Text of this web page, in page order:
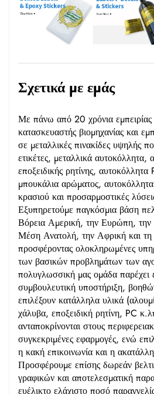
Σχετικά με εμάς
Με πάνω από 20 χρόνια
κατασκευαστής βιομηχανίας και
σε μεταλλικές πινακίδες υψηλής
ετικέτες, μεταλλικά αυτοκόλλητα,
εποξειδικής ρητίνης, αυτοκόλλητα
μπουκάλια αρώματος,
κρασιού και προσαρμοστικές
Εξυπηρετούμε παγκόσμια βάση
Βόρεια Αμερική, την Ευρώπη,
Μέση Ανατολή, την Αφρική και τη
προσφέροντας ολοκληρωμένες
των βασικών προβλημάτων των
πολυγλωσσική μας ομάδα παρέχει
συμβουλευτική υποστήριξη,
επιλέξουν κατάλληλα υλικά
χάλυβα, εποξειδική ρητίνη, PC
ανταποκρίνονται στους
συγκεκριμένες εφαρμογές, ενώ
η κακή επικοινωνία και η
Προσφέρουμε επίσης δωρεάν
γραφικών και αποτελεσματική
ευέλικτο ελάχιστο ποσό